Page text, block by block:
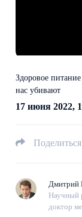
Здоровое
нас убивают
17 июня 2022,
Поделиться
Дмитрий
Научный
доктор